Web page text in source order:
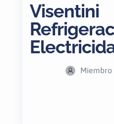
Visentini
Miembro